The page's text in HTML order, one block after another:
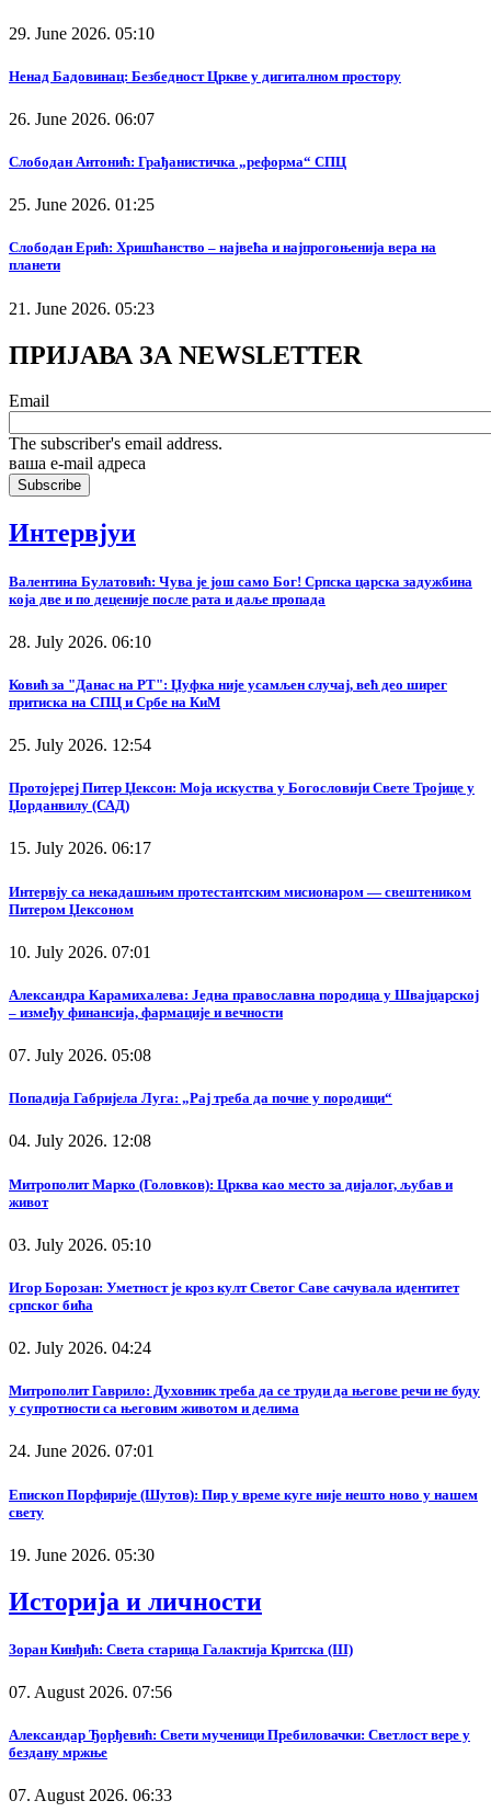
29. June 2026. 05:10
Ненад Бадовинац: Безбедност Цркве у дигиталном простору
26. June 2026. 06:07
Слободан Антонић: Грађанистичка „реформа“ СПЦ
25. June 2026. 01:25
Слободан Ерић: Хришћанство – највећа и најпрогоњенија вера на
планети
21. June 2026. 05:23
ПРИЈАВА ЗА NEWSLETTER
Email
The subscriber's email address.
ваша е-mail адреса
Интервјуи
Валентина Булатовић: Чува је још само Бог! Српска царска задужбина
која две и по деценије после рата и даље пропада
28. July 2026. 06:10
Ковић за "Данас на РТ": Џуфка није усамљен случај, већ део ширег
притиска на СПЦ и Србе на КиМ
25. July 2026. 12:54
Протојереј Питер Џексон: Моја искуства у Богословији Свете Тројице у
Џорданвилу (САД)
15. July 2026. 06:17
Интервју са некадашњим протестантским мисионаром — свештеником
Питером Џексоном
10. July 2026. 07:01
Александра Карамихалева: Једна православна породица у Швајцарској
– између финансија, фармације и вечности
07. July 2026. 05:08
Попадија Габријела Луга: „Рај треба да почне у породици“
04. July 2026. 12:08
Митрополит Марко (Головков): Црква као место за дијалог, љубав и
живот
03. July 2026. 05:10
Игор Борозан: Уметност је кроз култ Светог Саве сачувала идентитет
српског бића
02. July 2026. 04:24
Митрополит Гаврило: Духовник треба да се труди да његове речи не буду
у супротности са његовим животом и делима
24. June 2026. 07:01
Епископ Порфирије (Шутов): Пир у време куге није нешто ново у нашем
свету
19. June 2026. 05:30
Историја и личности
Зоран Кинђић: Света старица Галактија Критска (III)
07. August 2026. 07:56
Александар Ђорђевић: Свети мученици Пребиловачки: Светлост вере у
бездану мржње
07. August 2026. 06:33